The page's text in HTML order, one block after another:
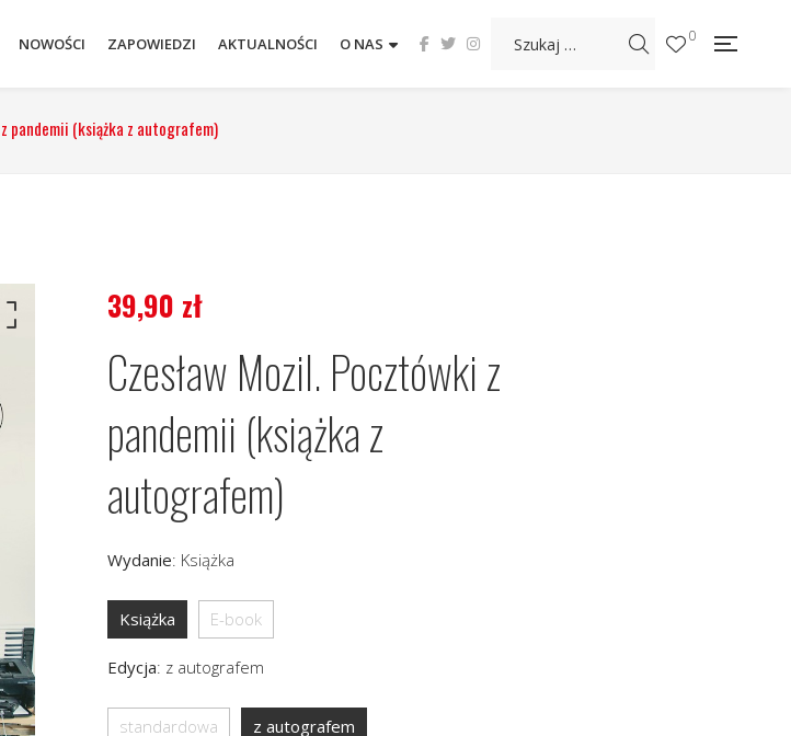
NOWOŚCI ZAPOWIEDZI AKTUALNOŚCI O NAS 0
pandemii (książka z autografem)
39,90 zł
Czesław Mozil. Pocztówki z
pandemii (książka z
autografem)
Wydanie: Książka
Książka E-book
Edycja: z autografem
standardowa z autografem